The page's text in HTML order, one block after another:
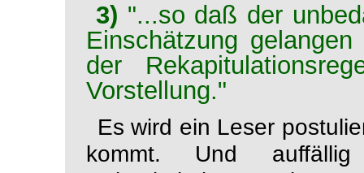
3) "...so daß der
Einschätzung
der
Vorstellung."
Es wird ein Leser
kommt. Und